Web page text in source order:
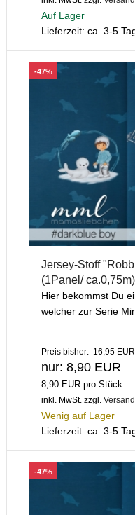
Auf Lager
Lieferzeit: ca. 3-5
-47%
Jersey-Stoff
(1Panel/ ca.0,75m)
Hier bekommst Du
welcher zur Serie
Preis bisher: 16,95 EUR
nur: 8,90 EUR
8,90 EUR pro Stück
inkl. MwSt. zzgl. Versand
Wenig auf Lager
Lieferzeit: ca. 3-5
-47%